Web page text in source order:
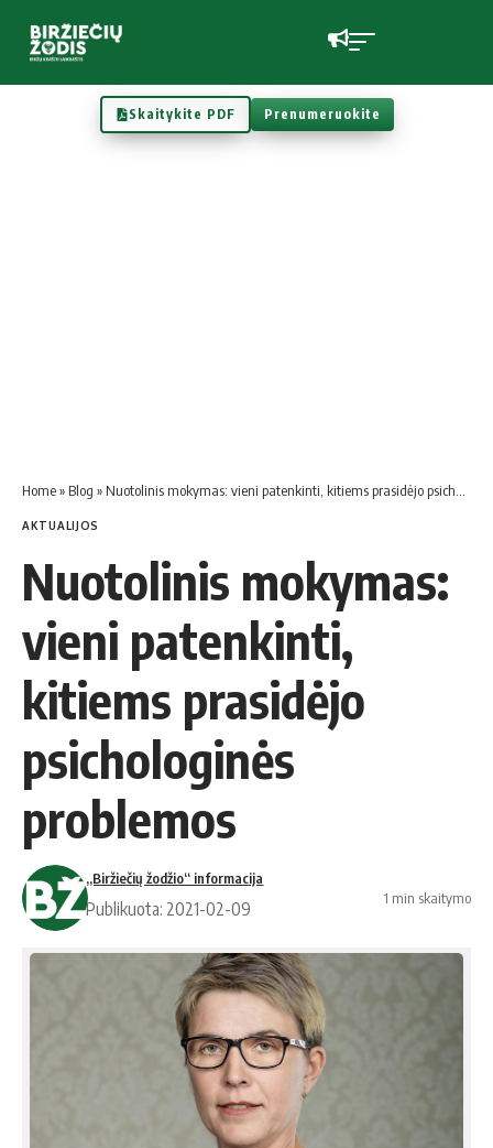
Skaitykite PDF Prenumeruokite
Home» Blog » Nuotolinis mokymas: vieni patenkinti, kitiems prasidėjo psichologinės problemos
AKTUALIJOS
Nuotolinis mokymas:
vieni patenkinti,
kitiems prasidėjo
psichologinės
problemos
„Biržiečių žodžio“ informacija
Publikuota: 2021-02-09
1 min skaitymo